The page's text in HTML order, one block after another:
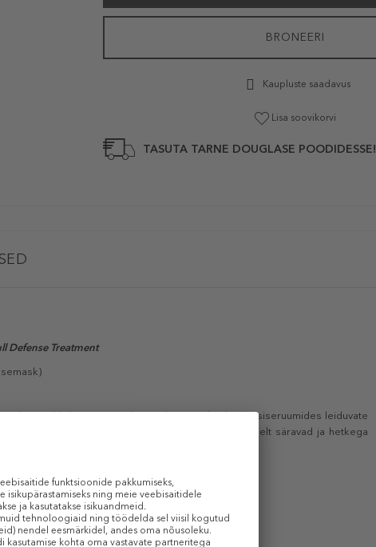
BRONEERI
Kaupluste saadavus
Lisa soovikorvi
TASUTA TARNE DOUGLASE POODIDESSE!
Defense Treatment
Täielik, kogu päeva kestev kaitse välisõhus ja siseruumides leiduvate
juuste niiskussisalduse. Tulemuseks on erakordselt säravad ja hetkega